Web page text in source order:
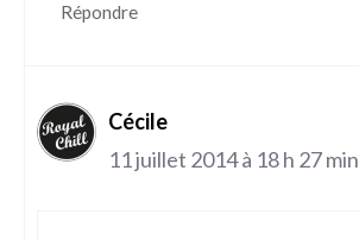
Répondre
Cécile
11 juillet 2014 à 18 h 27 min